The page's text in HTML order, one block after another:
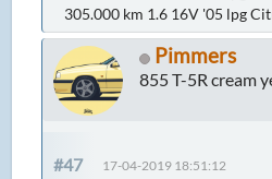
305.000 km 1.6 16V '05 lpg
Pimmers
855 T-5R cream
#47 17-04-2019 18:51:12